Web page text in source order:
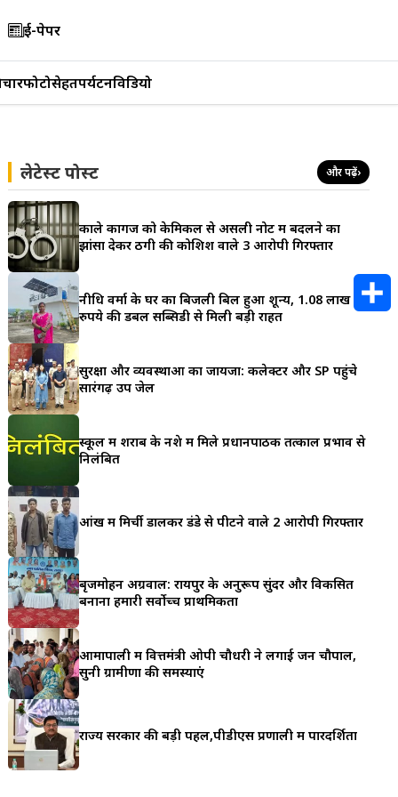
ई-पेपर
फोटोसेहतपर्यटनविडियो
लेटेस्ट पोस्ट और पढ़ें›
काले कागज को केमिकल से असली नोट में बदलने का
झांसा देकर ठगी की कोशिश वाले 3 आरोपी गिरफ्तार
नीधि वर्मा के घर का बिजली बिल हुआ शून्य, 1.08 लाख
रुपये की डबल सब्सिडी से मिली बड़ी राहत
सुरक्षा और व्यवस्थाओं का जायजा: कलेक्टर और SP पहुंचे
सारंगढ़ उप जेल
स्कूल में शराब के नशे में मिले प्रधानपाठक तत्काल प्रभाव से
निलंबित
आंख में मिर्ची डालकर डंडे से पीटने वाले 2 आरोपी गिरफ्तार
बृजमोहन अग्रवाल: रायपुर के अनुरूप सुंदर और विकसित
बनाना हमारी सर्वोच्च प्राथमिकता
आमापाली में वित्तमंत्री ओपी चौधरी ने लगाई जन चौपाल,
सुनी ग्रामीणों की समस्याएं
राज्य सरकार की बड़ी पहल,पीडीएस प्रणाली में पारदर्शिता
h
r